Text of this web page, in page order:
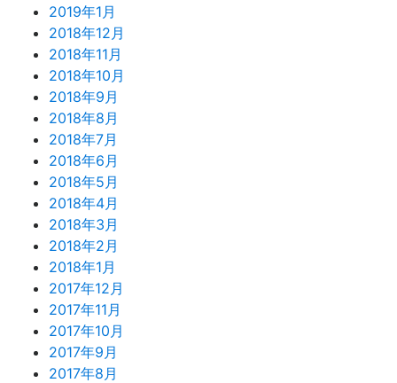
2019年1月
2018年12月
2018年11月
2018年10月
2018年9月
2018年8月
2018年7月
2018年6月
2018年5月
2018年4月
2018年3月
2018年2月
2018年1月
2017年12月
2017年11月
2017年10月
2017年9月
2017年8月